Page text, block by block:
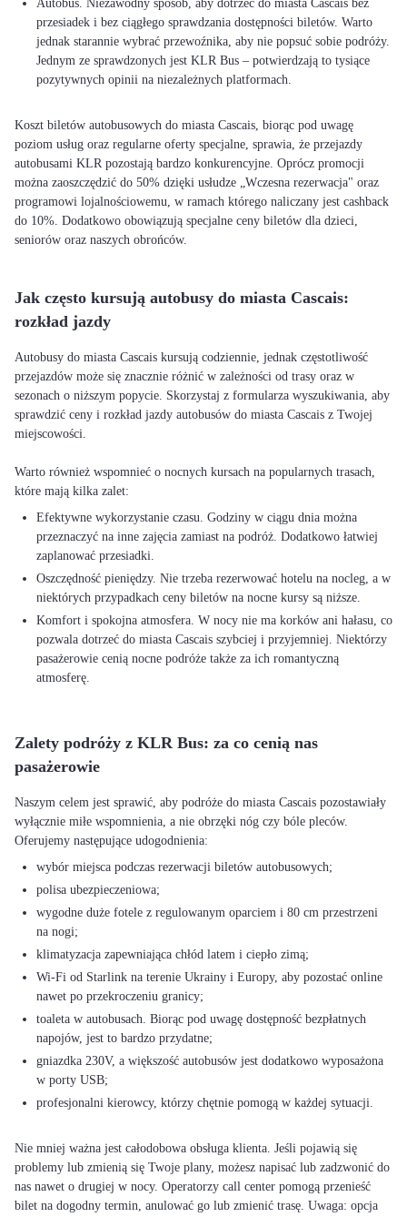
Autobus. Niezawodny sposób, aby dotrzeć do miasta Cascais bez
przesiadek i bez ciągłego sprawdzania dostępności biletów. Warto
jednak starannie wybrać przewoźnika, aby nie popsuć sobie podróży.
Jednym ze sprawdzonych jest KLR Bus – potwierdzają to tysiące
pozytywnych opinii na niezależnych platformach.
Koszt biletów autobusowych do miasta Cascais, biorąc pod uwagę
poziom usług oraz regularne oferty specjalne, sprawia, że przejazdy
autobusami KLR pozostają bardzo konkurencyjne. Oprócz promocji
można zaoszczędzić do 50% dzięki usłudze „Wczesna rezerwacja" oraz
programowi lojalnościowemu, w ramach którego naliczany jest cashback
do 10%. Dodatkowo obowiązują specjalne ceny biletów dla dzieci,
seniorów oraz naszych obrońców.
Jak często kursują autobusy do miasta Cascais:
rozkład jazdy
Autobusy do miasta Cascais kursują codziennie, jednak częstotliwość
przejazdów może się znacznie różnić w zależności od trasy oraz w
sezonach o niższym popycie. Skorzystaj z formularza wyszukiwania, aby
sprawdzić ceny i rozkład jazdy autobusów do miasta Cascais z Twojej
miejscowości.
Warto również wspomnieć o nocnych kursach na popularnych trasach,
Efektywne wykorzystanie czasu. Godziny w ciągu dnia można
przeznaczyć na inne zajęcia zamiast na podróż. Dodatkowo łatwiej
zaplanować przesiadki.
Oszczędność pieniędzy. Nie trzeba rezerwować hotelu na nocleg, a w
niektórych przypadkach ceny biletów na nocne kursy są niższe.
Komfort i spokojna atmosfera. W nocy nie ma korków ani hałasu, co
pozwala dotrzeć do miasta Cascais szybciej i przyjemniej. Niektórzy
pasażerowie cenią nocne podróże także za ich romantyczną
atmosferę.
Zalety podróży z KLR Bus: za co cenią nas
pasażerowie
Naszym celem jest sprawić, aby podróże do miasta Cascais pozostawiały
wyłącznie miłe wspomnienia, a nie obrzęki nóg czy bóle pleców.
wybór miejsca podczas rezerwacji biletów autobusowych;
polisa ubezpieczeniowa;
wygodne duże fotele z regulowanym oparciem i 80 cm przestrzeni
na nogi;
klimatyzacja zapewniająca chłód latem i ciepło zimą;
Wi-Fi od Starlink na terenie Ukrainy i Europy, aby pozostać online
nawet po przekroczeniu granicy;
toaleta w autobusach. Biorąc pod uwagę dostępność bezpłatnych
napojów, jest to bardzo przydatne;
gniazdka 230V, a większość autobusów jest dodatkowo wyposażona
w porty USB;
profesjonalni kierowcy, którzy chętnie pomogą w każdej sytuacji.
Nie mniej ważna jest całodobowa obsługa klienta. Jeśli pojawią się
problemy lub zmienią się Twoje plany, możesz napisać lub zadzwonić do
nas nawet o drugiej w nocy. Operatorzy call center pomogą przenieść
bilet na dogodny termin, anulować go lub zmienić trasę. Uwaga: opcja